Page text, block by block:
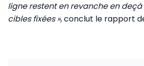
ligne restent en revanche en
cibles fixées », conclut le rapport de